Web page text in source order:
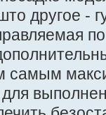
другое -
самым